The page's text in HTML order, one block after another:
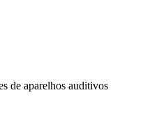
de aparelhos auditivos